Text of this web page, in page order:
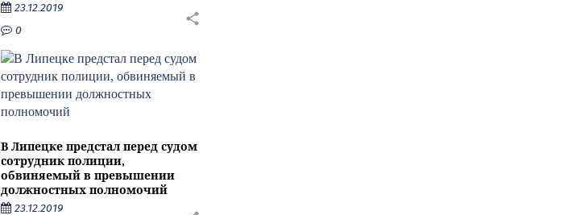
23.12.2019
0
В Липецке предстал перед судом
сотрудник полиции,
обвиняемый в превышении
должностных полномочий
23.12.2019